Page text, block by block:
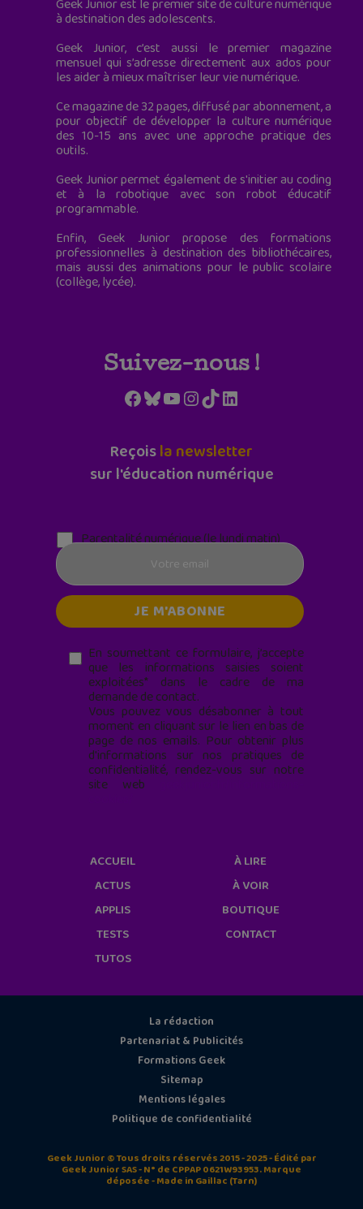
Geek Junior est le premier site de culture numérique
à destination des adolescents.
Geek Junior, c’est aussi le premier magazine
mensuel qui s’adresse directement aux ados pour
les aider à mieux maîtriser leur vie numérique.
Ce magazine de 32 pages, diffusé par abonnement, a
pour objectif de développer la culture numérique
des 10-15 ans avec une approche pratique des
outils.
Geek Junior permet également de s'initier au coding
et à la robotique avec son robot éducatif
programmable.
Enfin, Geek Junior propose des formations
professionnelles à destination des bibliothécaires,
mais aussi des animations pour le public scolaire
(collège, lycée).
Suivez-nous !
Facebook
Bluesky
YouTube
Instagram
TikTokLinkedIn
Reçoisla newsletter
sur l'éducation numérique
Parentalité numérique (le lundi matin)
En soumettant ce formulaire, j’accepte
que les informations saisies soient
exploitées* dans le cadre de ma
demande de contact.
Vous pouvez vous désabonner à tout
moment en cliquant sur le lien en bas de
page de nos emails. Pour obtenir plus
d'informations sur nos pratiques de
confidentialité, rendez-vous sur notre
site web
ACCUEIL
ACTUS
APPLIS
TESTS
TUTOS
À LIRE
À VOIR
BOUTIQUE
CONTACT
La rédaction
Partenariat & Publicités
Formations Geek
Sitemap
Mentions légales
Politique de confidentialité
Geek Junior © Tous droits réservés 2015 - 2025 - Édité par
Geek Junior SAS - N° de CPPAP 0621W93953. Marque
déposée - Made in Gaillac (Tarn)